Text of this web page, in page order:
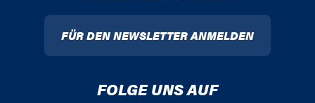
FÜR DEN NEWSLETTER ANMELDEN
FOLGE UNS AUF